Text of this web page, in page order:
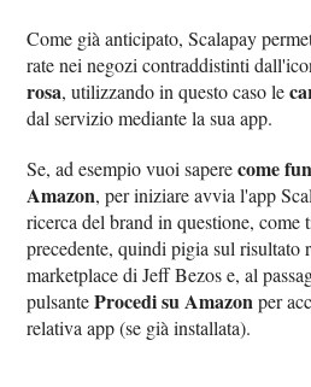
Come già anticipato, Scalapay
rate nei negozi contraddistinti
rosa, utilizzando in questo caso le
dal servizio mediante la sua app.
Se, ad esempio vuoi saperecome
Amazon, per iniziare avvia l'app
ricerca del brand in questione, come
precedente, quindi pigia sul risultato
marketplace di Jeff Bezos e, al
pulsanteProcedi su Amazonper
relativa app (se già installata).